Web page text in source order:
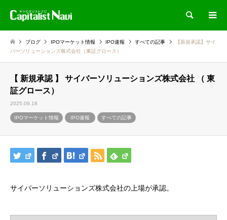
検索
ブログ IPOマーケット情報 IPO速報 すべての記事
【新規承認】サイ
バーソリューションズ株式会社（東証グロース）
【 新規承認 】 サイバーソリューションズ株式会社 （ 東
証グロース）
2025.09.18
IPOマーケット情報 IPO速報 すべての記事
サイバーソリューションズ株式会社の上場が承認。